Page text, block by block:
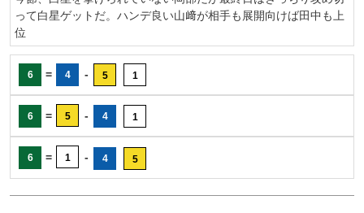
って白星ゲットだ。ハンデ良い山﨑が相手も展開向けば田中も上
位
6 = 4 - 5 1
6 = 5 - 4 1
6 = 1 - 4 5